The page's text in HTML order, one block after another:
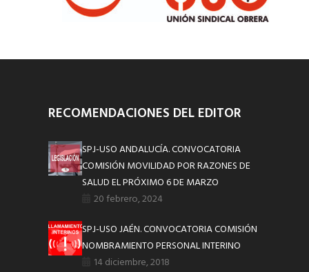
RECOMENDACIONES DEL EDITOR
SPJ-USO ANDALUCÍA. CONVOCATORIA
COMISIÓN MOVILIDAD POR RAZONES DE
SALUD EL PRÓXIMO 6 DE MARZO
20 febrero, 2024
SPJ-USO JAÉN. CONVOCATORIA COMISIÓN
NOMBRAMIENTO PERSONAL INTERINO
14 diciembre, 2018